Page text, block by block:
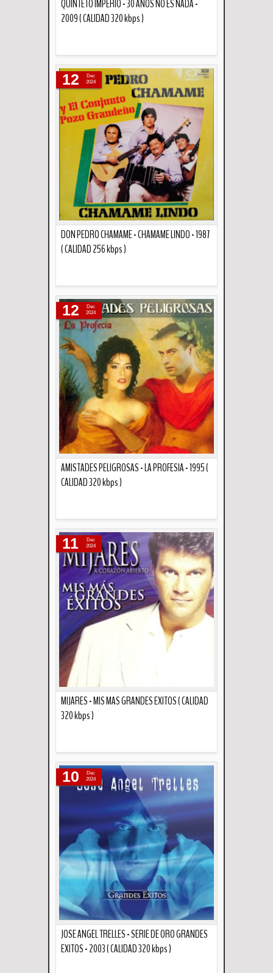
QUINTETO IMPERIO - 30 AÑOS NO ES NADA -
2009 ( CALIDAD 320 kbps )
DON PEDRO CHAMAME - CHAMAME LINDO - 1987
( CALIDAD 256 kbps )
12
Dec
2024
AMISTADES PELIGROSAS - LA PROFESIA - 1995 (
CALIDAD 320 kbps )
12
Dec
2024
MIJARES - MIS MAS GRANDES EXITOS ( CALIDAD
320 kbps )
11
Dec
2024
JOSE ANGEL TRELLES - SERIE DE ORO GRANDES
EXITOS - 2003 ( CALIDAD 320 kbps )
10
Dec
2024